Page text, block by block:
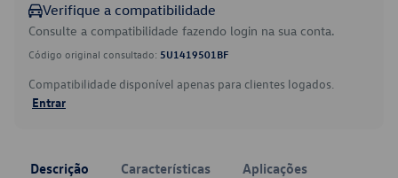
Verifique a compatibilidade
Consulte a compatibilidade fazendo login na sua conta.
Código original consultado: 5U1419501BF
Compatibilidade disponível apenas para clientes logados.
Entrar
Descrição Características Aplicações